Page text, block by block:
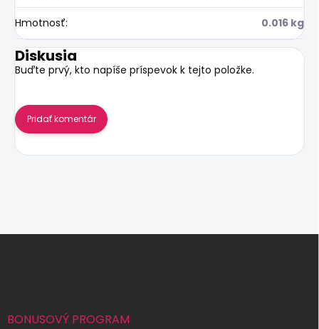
Hmotnosť: 0.016 kg
Diskusia
Buďte prvý, kto napíše príspevok k tejto položke.
Pridať komentár
BONUSOVÝ PROGRAM